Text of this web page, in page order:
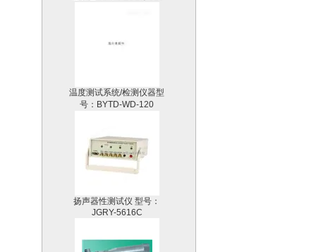
号：BYTD-WD-120
JGRY-5616C